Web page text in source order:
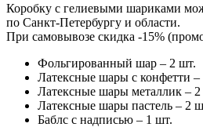
Коробку с гелиевыми шариками
по Санкт-Петербургу и области.
При самовывозе скидка -15%
Фольгированный шар – 2 шт.
Латексные шары с конфетти –
Латексные шары металлик –
Латексные шары пастель – 2
Баблс с надписью – 1 шт.